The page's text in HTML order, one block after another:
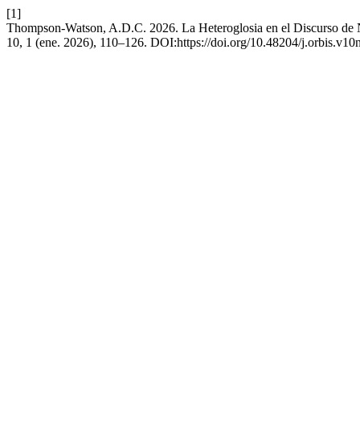
[1]
Thompson-Watson, A.D.C. 2026. La Heteroglosia en el Discurso
10, 1 (ene. 2026), 110–126. DOI:https://doi.org/10.48204/